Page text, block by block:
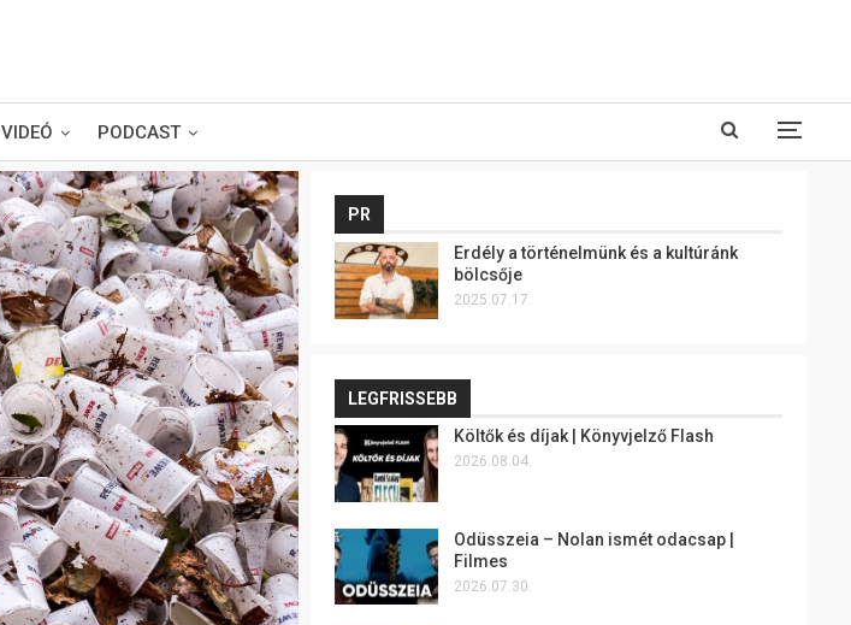
VIDEÓ PODCAST
PR
Erdély a történelmünk és a kultúránk
bölcsője
2025.07.17.
LEGFRISSEBB
Költők és díjak | Könyvjelző Flash
2026.08.04.
Odüsszeia – Nolan ismét odacsap |
Filmes
2026.07.30.